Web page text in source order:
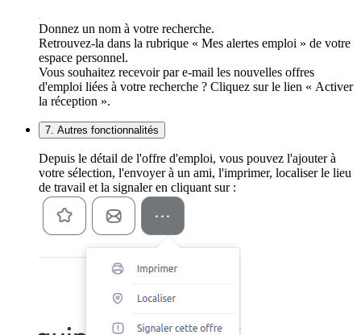
Donnez un nom à votre recherche.
Retrouvez-la dans la rubrique « Mes alertes emploi » de votre
espace personnel.
Vous souhaitez recevoir par e-mail les nouvelles offres
d'emploi liées à votre recherche ? Cliquez sur le lien « Activer
la réception ».
7. Autres fonctionnalités
Depuis le détail de l'offre d'emploi, vous pouvez l'ajouter à
votre sélection, l'envoyer à un ami, l'imprimer, localiser le lieu
de travail et la signaler en cliquant sur :